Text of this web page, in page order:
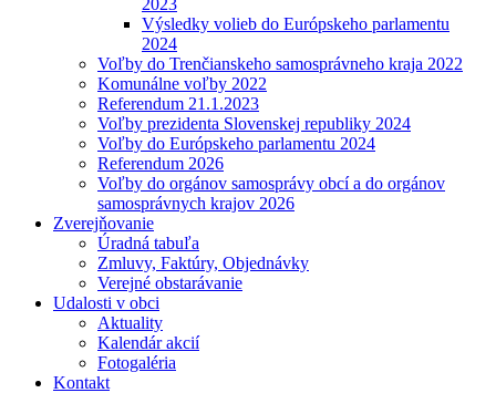
2023
Výsledky volieb do Európskeho parlamentu
2024
Voľby do Trenčianskeho samosprávneho kraja 2022
Komunálne voľby 2022
Referendum 21.1.2023
Voľby prezidenta Slovenskej republiky 2024
Voľby do Európskeho parlamentu 2024
Referendum 2026
Voľby do orgánov samosprávy obcí a do orgánov
samosprávnych krajov 2026
Zverejňovanie
Úradná tabuľa
Zmluvy, Faktúry, Objednávky
Verejné obstarávanie
Udalosti v obci
Aktuality
Kalendár akcií
Fotogaléria
Kontakt